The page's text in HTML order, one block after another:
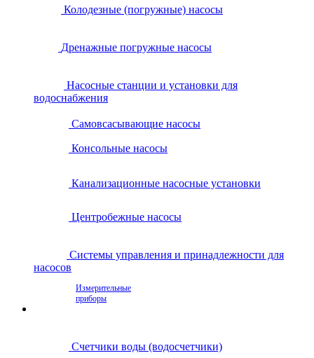
Колодезные (погружные) насосы
Дренажные погружные насосы
Насосные станции и установки для
водоснабжения
Самовсасывающие насосы
Консольные насосы
Канализационные насосные установки
Центробежные насосы
Системы управления и принадлежности для
насосов
Измерительные
приборы
Счетчики воды (водосчетчики)